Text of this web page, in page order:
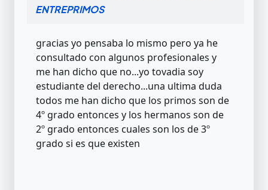
ENTREPRIMOS
gracias yo pensaba lo mismo pero ya he
consultado con algunos profesionales y
me han dicho que no...yo tovadia soy
estudiante del derecho...una ultima duda
todos me han dicho que los primos son de
4º grado entonces y los hermanos son de
2º grado entonces cuales son los de 3º
grado si es que existen